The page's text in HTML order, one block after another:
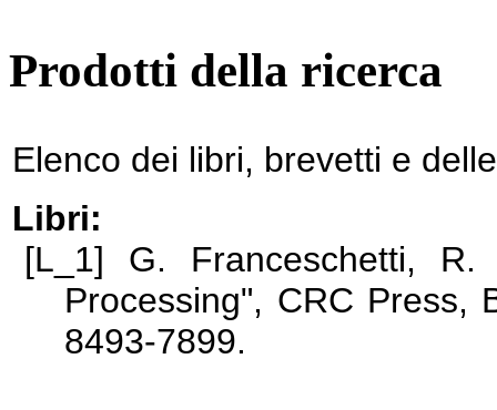
Prodotti della ricerca
Elenco dei libri, brevetti e
Libri:
[L_1] G. Franceschetti, R.
Processing", CRC Press,
8493-7899.